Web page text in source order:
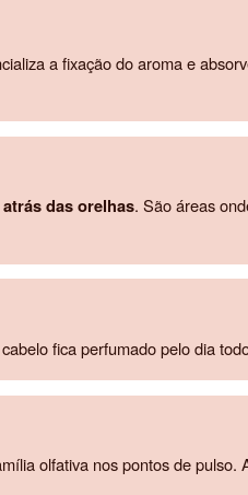
a fixação do aroma e
das orelhas. São áreas
fica perfumado pelo dia
olfativa nos pontos de pulso.